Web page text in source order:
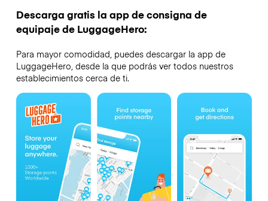
Descarga gratis la app de consigna de
equipaje de LuggageHero:
Para mayor comodidad, puedes descargar la app de
LuggageHero, desde la que podrás ver todos nuestros
establecimientos cerca de ti.